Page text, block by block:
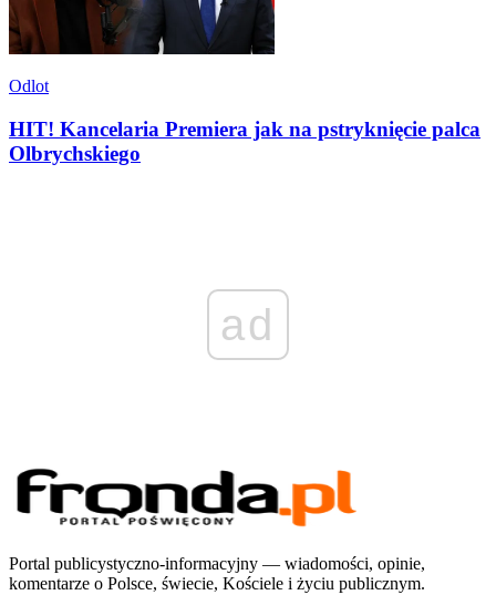
Odlot
HIT! Kancelaria Premiera jak na pstryknięcie palca
Olbrychskiego
ad
Portal publicystyczno-informacyjny — wiadomości, opinie,
komentarze o Polsce, świecie, Kościele i życiu publicznym.